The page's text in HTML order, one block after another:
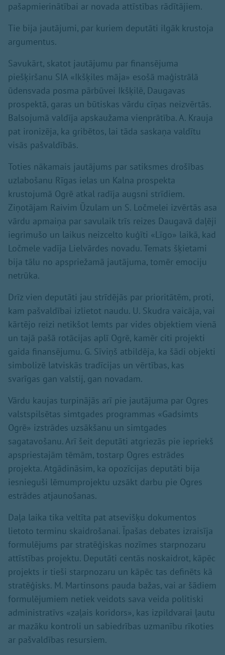
pašapmierinātībai ar novada attīstības rādītājiem.
Tie bija jautājumi, par kuriem deputāti ilgāk krustoja
argumentus.
Savukārt, skatot jautājumu par finansējuma
piešķiršanu SIA «Ikšķiles māja» esošā maģistrālā
ūdensvada posma pārbūvei Ikšķilē, Daugavas
prospektā, garas un būtiskas vārdu cīņas neizvērtās.
Balsojumā valdīja apskaužama vienprātība. A. Krauja
pat ironizēja, ka gribētos, lai tāda saskaņa valdītu
visās pašvaldībās.
Toties nākamais jautājums par satiksmes drošības
uzlabošanu Rīgas ielas un Kalna prospekta
krustojumā Ogrē atkal radīja augsni strīdiem.
Ziņotājam Raivim Ūzulam un S. Ločmelei izvērtās asa
vārdu apmaiņa par savulaik trīs reizes Daugavā daļēji
iegrimušo un laikus neizcelto kuģīti «Līgo» laikā, kad
Ločmele vadīja Lielvārdes novadu. Temats šķietami
bija tālu no apspriežamā jautājuma, tomēr emociju
netrūka.
Drīz vien deputāti jau strīdējās par prioritātēm, proti,
kam pašvaldībai izlietot naudu. U. Skudra vaicāja, vai
kārtējo reizi netikšot lemts par vides objektiem vienā
un tajā pašā rotācijas aplī Ogrē, kamēr citi projekti
gaida finansējumu. G. Sīviņš atbildēja, ka šādi objekti
simbolizē latviskās tradīcijas un vērtības, kas
svarīgas gan valstij, gan novadam.
Vārdu kaujas turpinājās arī pie jautājuma par Ogres
valstspilsētas simtgades programmas «Gadsimts
Ogrē» izstrādes uzsākšanu un simtgades
sagatavošanu. Arī šeit deputāti atgriezās pie iepriekš
apspriestajām tēmām, tostarp Ogres estrādes
projekta. Atgādināsim, ka opozīcijas deputāti bija
iesnieguši lēmumprojektu uzsākt darbu pie Ogres
estrādes atjaunošanas.
Daļa laika tika veltīta pat atsevišķu dokumentos
lietoto terminu skaidrošanai. Īpašas debates izraisīja
formulējums par stratēģiskas nozīmes starpnozaru
attīstības projektu. Deputāti centās noskaidrot, kāpēc
projekts ir tieši starpnozaru un kāpēc tas definēts kā
stratēģisks. M. Martinsons pauda bažas, vai ar šādiem
formulējumiem netiek veidots sava veida politiski
administratīvs «zaļais koridors», kas izpildvarai ļautu
ar mazāku kontroli un sabiedrības uzmanību rīkoties
ar pašvaldības resursiem.